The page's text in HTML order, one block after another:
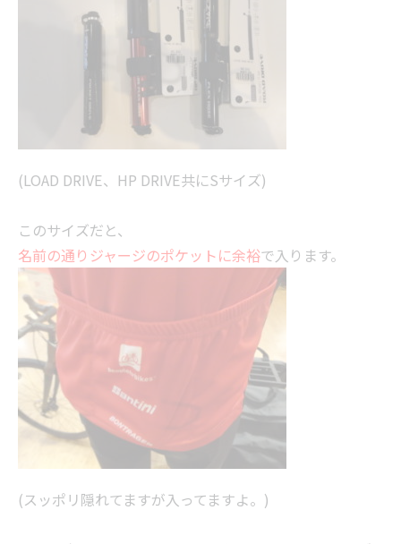
(LOAD DRIVE、HP DRIVE共にSサイズ)
このサイズだと、
名前の通りジャージのポケットに余裕で入ります。
(スッポリ隠れてますが入ってますよ。)